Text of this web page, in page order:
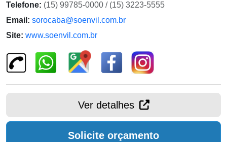
Telefone: (15) 99785-0000 / (15) 3223-5555
Email: sorocaba@soenvil.com.br
Site: www.soenvil.com.br
Ver detalhes
Solicite orçamento